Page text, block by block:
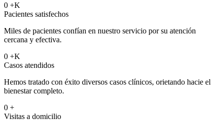
0 +K
Pacientes satisfechos
Miles de pacientes confían en nuestro servicio por su atención
cercana y efectiva.
0 +K
Casos atendidos
Hemos tratado con éxito diversos casos clínicos, orietando hacie el
bienestar completo.
0 +
Visitas a domicilio